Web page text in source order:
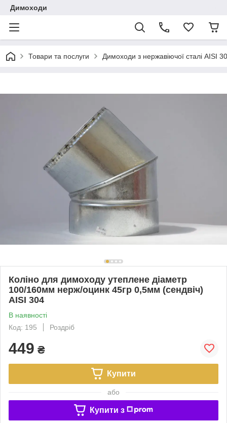
Димоходи
Товари та послуги Димоходи з нержавіючої сталі
Коліно для димоходу утеплене діаметр
100/160мм нерж/оцинк 45гр 0,5мм (сендвіч)
AISI 304
В наявності
Код: 195
Роздріб
449 ₴
Купити
або
Купити з